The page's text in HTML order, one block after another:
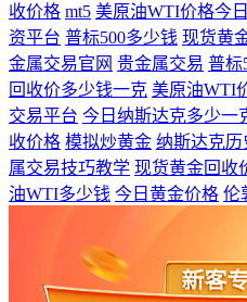
收价格 mt5 美原油WTI价格今
资平台 普标500多少钱 现货黄
金属交易官网 贵金属交易 普标
回收价多少钱一克 美原油WTI
交易平台 今日纳斯达克多少一
收价格 模拟炒黄金 纳斯达克历
属交易技巧教学 现货黄金回收
油WTI多少钱 今日黄金价格 伦